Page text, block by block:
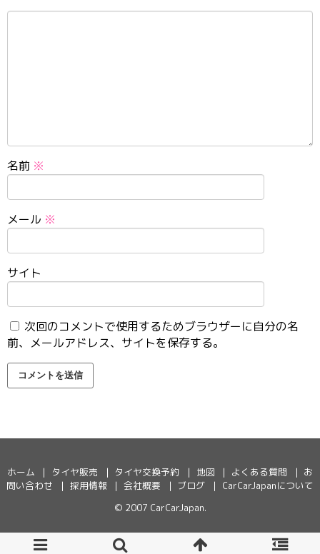
名前 ※
メール ※
サイト
次回のコメントで使用するためブラウザーに自分の名
前、メールアドレス、サイトを保存する。
ホーム タイヤ販売 タイヤ交換予約 地図 よくある質問
お
問い合わせ
採用情報 会社概要 ブログ
CarCarJapanについて
© 2007 CarCarJapan.